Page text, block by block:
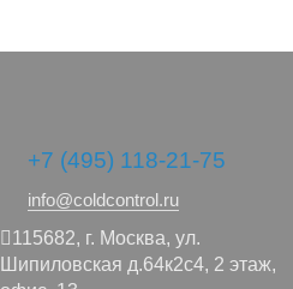
+7 (495) 118-21-75
info@coldcontrol.ru
115682, г. Москва, ул.
Шипиловская д.64к2с4, 2 этаж,